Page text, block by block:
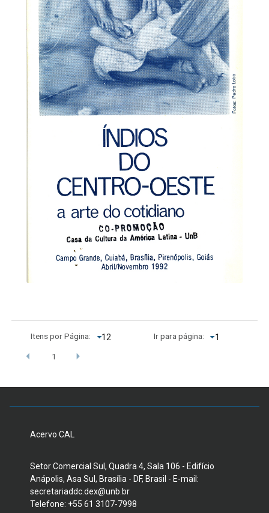
Itens por Página: Ir para página:
1
Acervo CAL
Setor Comercial Sul, Quadra 4, Sala 106 - Edifício
Anápolis, Asa Sul, Brasília - DF, Brasil - E-mail:
secretariaddc.dex@unb.br
Telefone: +55 61 3107-7998